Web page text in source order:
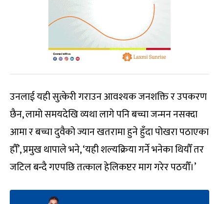
उनलाई यही सुत्केरी गराउन आवश्यक जनशक्ति र उपकरण
छैन, लामो समयदेखि व्यथा लागे पनि बच्चा जन्मन नसक्दा
आमा र बच्चा दुवैको ज्यान खतरामा हुने हुँदा पोखरा पठाएका
हौँ’, प्रमुख थापाले भने, ‘यही शल्यक्रिया गर्ने भनेका थियौँ तर
जटिल बन्दै गएपछि तत्काल हेलिकप्टर माग गरेर पठयौँ।’